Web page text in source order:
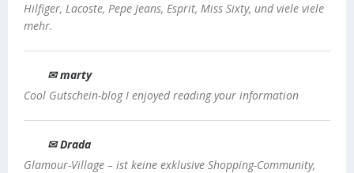
Hilfiger, Lacoste, Pepe Jeans, Esprit, Miss Sixty, und viele viele
mehr.
✉ marty
Cool Gutschein-blog I enjoyed reading your information
✉ Drada
Glamour-Village – ist keine exklusive Shopping-Community,